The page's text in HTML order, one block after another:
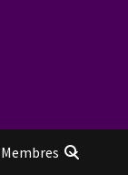
Membres